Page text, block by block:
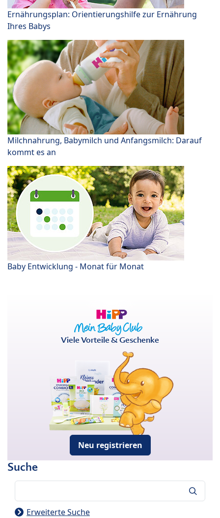
Ernährungsplan: Orientierungshilfe zur Ernährung
Ihres Babys
Milchnahrung, Babymilch und Anfangsmilch: Darauf
kommt es an
Baby Entwicklung - Monat für Monat
Viele Vorteile & Geschenke
Neu registrieren
Suche
Erweiterte Suche